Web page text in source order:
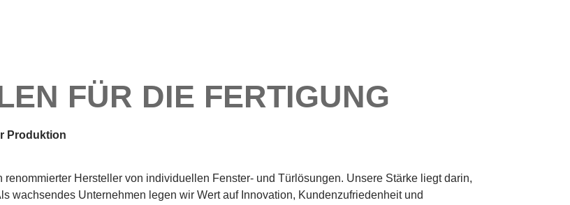
FÜR DIE FERTIGUNG
Produktion
Hersteller von individuellen Fenster- und Türlösungen. Unsere Stärke liegt darin,
wachsendes Unternehmen legen wir Wert auf Innovation, Kundenzufriedenheit und